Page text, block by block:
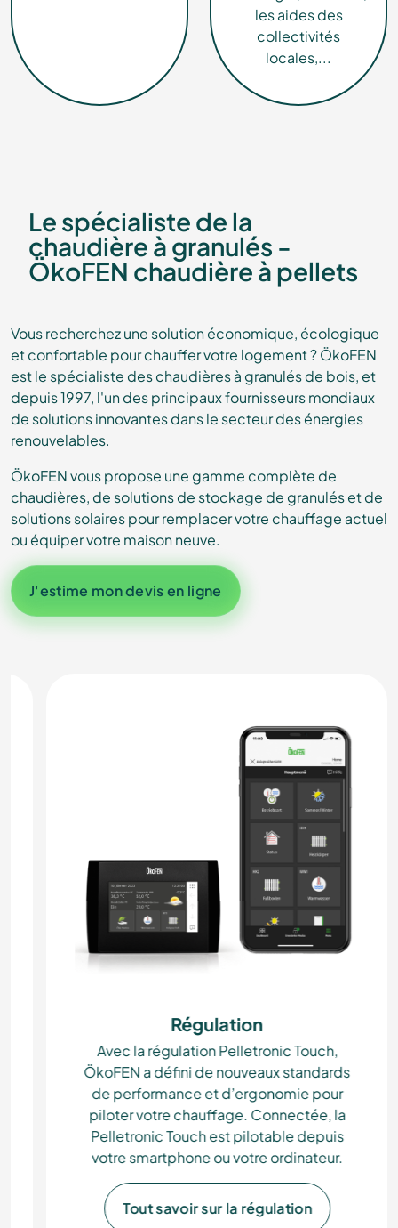
les aides des
collectivités
locales,...
Le spécialiste de la
chaudière à granulés -
ÖkoFEN chaudière à pellets
Vous recherchez une solution économique, écologique
et confortable pour chauffer votre logement ? ÖkoFEN
est le spécialiste des chaudières à granulés de bois, et
depuis 1997, l'un des principaux fournisseurs mondiaux
de solutions innovantes dans le secteur des énergies
renouvelables.
ÖkoFEN vous propose une gamme complète de
chaudières, de solutions de stockage de granulés et de
solutions solaires pour remplacer votre chauffage actuel
ou équiper votre maison neuve.
J'estime mon devis en ligne
Régulation
Avec la régulation Pelletronic Touch,
ÖkoFEN a défini de nouveaux standards
de performance et d’ergonomie pour
piloter votre chauffage. Connectée, la
Pelletronic Touch est pilotable depuis
votre smartphone ou votre ordinateur.
Tout savoir sur la régulation